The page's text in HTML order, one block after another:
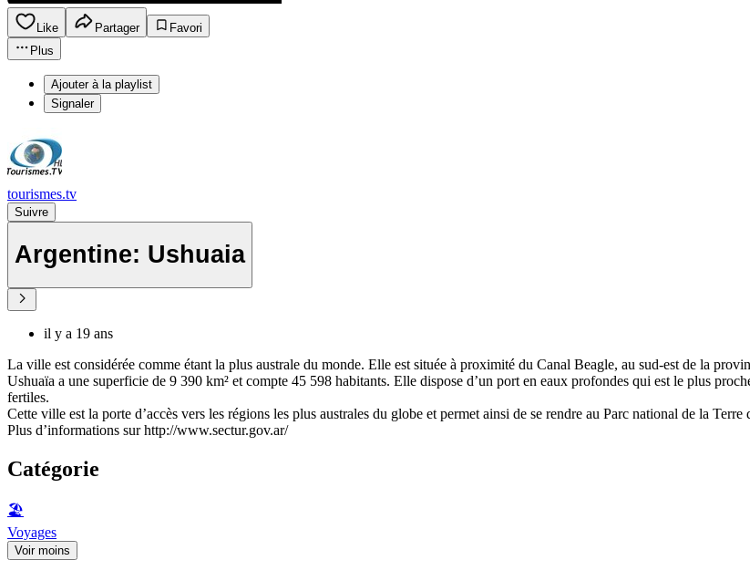
Like Partager
Favori
Plus
Ajouter à la playlist
Signaler
tourismes.tv
Suivre
Argentine: Ushuaia
il y a 19 ans
La ville est considérée comme étant la plus australe du monde. Elle est située à proximité du Canal Beagle, au sud-est de la
Ushuaïa a une superficie de 9 390 km² et compte 45 598 habitants. Elle dispose d’un port en eaux profondes qui est le plus
fertiles.
Cette ville est la porte d’accès vers les régions les plus australes du globe et permet ainsi de se rendre au Parc national de la
Plus d’informations sur http://www.sectur.gov.ar/
Catégorie
🏖
Voyages
Voir moins